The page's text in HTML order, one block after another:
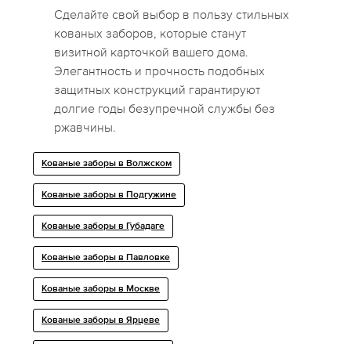
Сделайте свой выбор в пользу стильных
кованых заборов, которые станут
визитной карточкой вашего дома.
Элегантность и прочность подобных
защитных конструкций гарантируют
долгие годы безупречной службы без
ржавчины.
Кованые заборы в Волжском
Кованые заборы в Подгужине
Кованые заборы в Губадаге
Кованые заборы в Павловке
Кованые заборы в Москве
Кованые заборы в Ярцеве